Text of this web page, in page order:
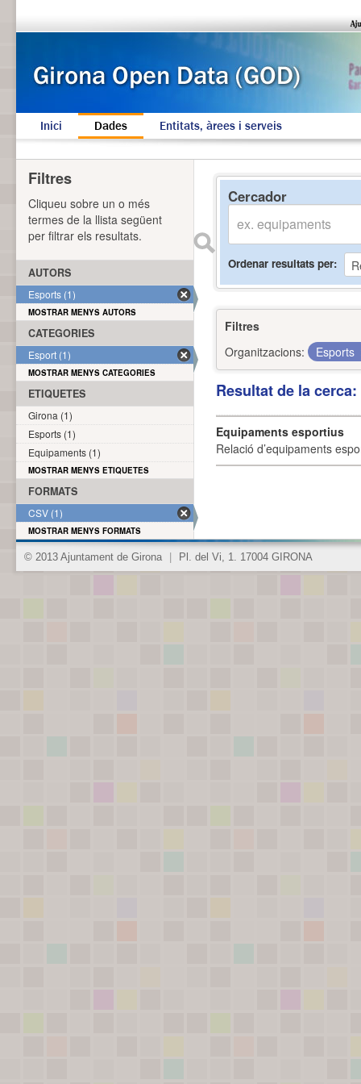
Inici Dades Entitats, àrees i serveis
Cercador
Ordenar resultats per
Filtres
Organitzacions:
Esports
Resultat de la
Equipaments esportius
Relació d’equipaments
Filtres
Cliqueu sobre un o més
termes de la llista següent
per filtrar els resultats.
AUTORS
Esports (1)
MOSTRAR MENYS AUTORS
CATEGORIES
Esport (1)
MOSTRAR MENYS CATEGORIES
ETIQUETES
Girona (1)
Esports (1)
Equipaments (1)
MOSTRAR MENYS ETIQUETES
FORMATS
CSV (1)
MOSTRAR MENYS FORMATS
© 2013 Ajuntament de Girona Pl. del Vi, 1. 17004 GIRONA